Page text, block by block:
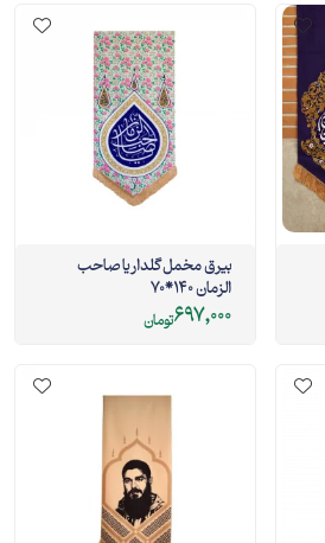
بیرق مخمل گلدار یا صاحب
الزمان 140*70
697,000تومان